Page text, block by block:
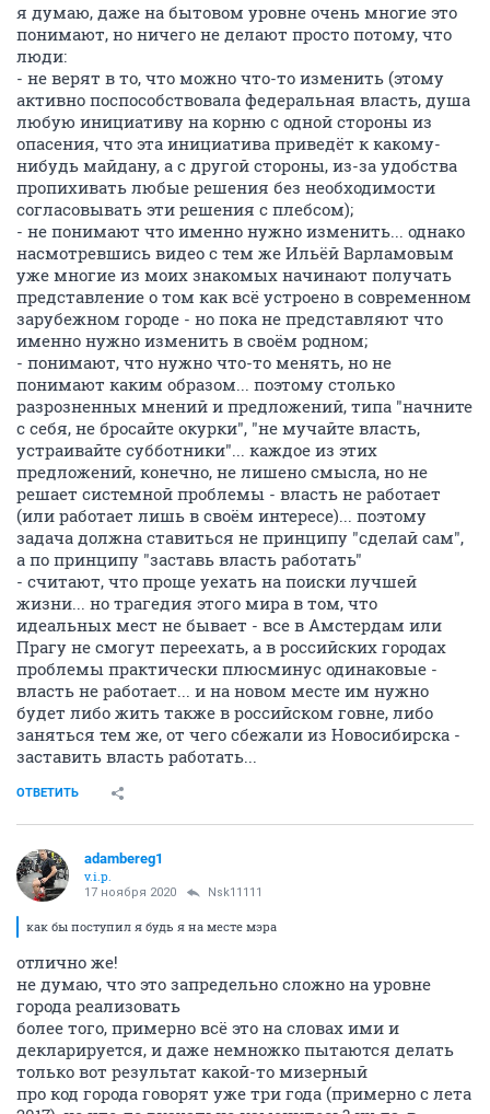
я думаю, даже на бытовом уровне очень многие это
понимают, но ничего не делают просто потому, что
люди:
- не верят в то, что можно что-то изменить (этому
активно поспособствовала федеральная власть, душа
любую инициативу на корню с одной стороны из
опасения, что эта инициатива приведёт к какому-
нибудь майдану, а с другой стороны, из-за удобства
пропихивать любые решения без необходимости
согласовывать эти решения с плебсом);
- не понимают что именно нужно изменить... однако
насмотревшись видео с тем же Ильёй Варламовым
уже многие из моих знакомых начинают получать
представление о том как всё устроено в современном
зарубежном городе - но пока не представляют что
именно нужно изменить в своём родном;
- понимают, что нужно что-то менять, но не
понимают каким образом... поэтому столько
разрозненных мнений и предложений, типа "начните
с себя, не бросайте окурки", "не мучайте власть,
устраивайте субботники"... каждое из этих
предложений, конечно, не лишено смысла, но не
решает системной проблемы - власть не работает
(или работает лишь в своём интересе)... поэтому
задача должна ставиться не принципу "сделай сам",
а по принципу "заставь власть работать"
- считают, что проще уехать на поиски лучшей
жизни... но трагедия этого мира в том, что
идеальных мест не бывает - все в Амстердам или
Прагу не смогут переехать, а в российских городах
проблемы практически плюсминус одинаковые -
власть не работает... и на новом месте им нужно
будет либо жить также в российском говне, либо
заняться тем же, от чего сбежали из Новосибирска -
заставить власть работать...
ОТВЕТИТЬ
adambereg1
v.i.p.
17 ноября 2020 Nsk11111
как бы поступил я будь я на месте мэра
отлично же!
не думаю, что это запредельно сложно на уровне
города реализовать
более того, примерно всё это на словах ими и
декларируется, и даже немножко пытаются делать
только вот результат какой-то мизерный
про код города говорят уже три года (примерно с лета